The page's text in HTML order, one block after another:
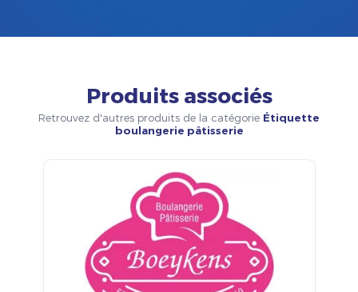
Produits associés
Retrouvez d'autres produits de la catégorie Étiquette
boulangerie pâtisserie